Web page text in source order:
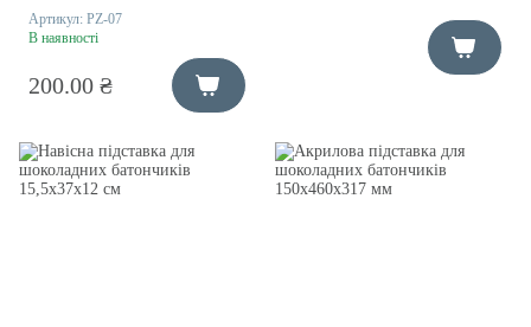
26х10,4х10,4мм
Артикул: PZ-07
В наявності
200.00 ₴